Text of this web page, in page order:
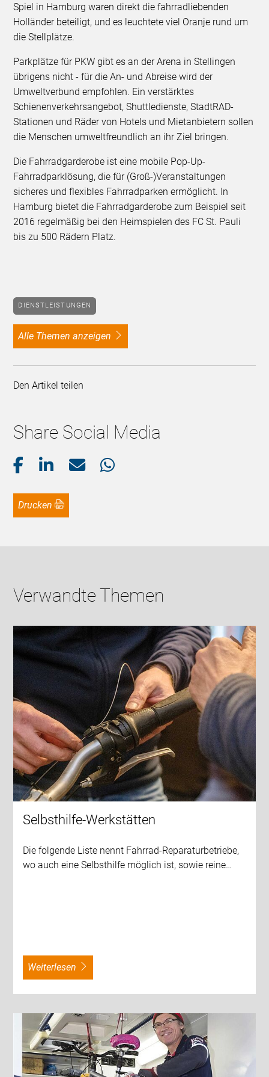
Spiel in Hamburg waren direkt die fahrradliebenden
Holländer beteiligt, und es leuchtete viel Oranje rund um
die Stellplätze.
Parkplätze für PKW gibt es an der Arena in Stellingen
übrigens nicht - für die An- und Abreise wird der
Umweltverbund empfohlen. Ein verstärktes
Schienenverkehrsangebot, Shuttledienste, StadtRAD-
Stationen und Räder von Hotels und Mietanbietern sollen
die Menschen umweltfreundlich an ihr Ziel bringen.
Die Fahrradgarderobe ist eine mobile Pop-Up-
Fahrradparklösung, die für (Groß-)Veranstaltungen
sicheres und flexibles Fahrradparken ermöglicht. In
Hamburg bietet die Fahrradgarderobe zum Beispiel seit
2016 regelmäßig bei den Heimspielen des FC St. Pauli
bis zu 500 Rädern Platz.
DIENSTLEISTUNGEN
alle Themen anzeigen
Den Artikel teilen
Share Social Media
Drucken
Verwandte Themen
Selbsthilfe-Werkstätten
Die folgende Liste nennt Fahrrad-Reparaturbetriebe,
wo auch eine Selbsthilfe möglich ist, sowie reine…
weiterlesen